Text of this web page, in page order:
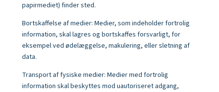
papirmediet) finder sted.
Bortskaffelse af medier: Medier, som indeholder fortrolig
information, skal lagres og bortskaffes forsvarligt, for
eksempel ved ødelæggelse, makulering, eller sletning af
data.
Transport af fysiske medier: Medier med fortrolig
information skal beskyttes mod uautoriseret adgang,